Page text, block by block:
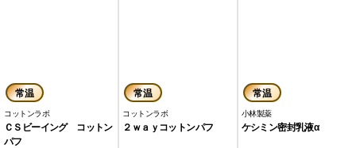
常温
コットンラボ
ＣＳビーイング コットン
パフ
常温
コットンラボ
２ｗａｙコットンパフ
常温
小林製薬
ケシミン密封乳液α